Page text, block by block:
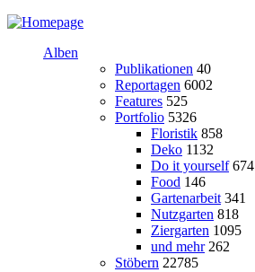
Alben
Publikationen 40
Reportagen 6002
Features 525
Portfolio 5326
Floristik 858
Deko 1132
Do it yourself 674
Food 146
Gartenarbeit 341
Nutzgarten 818
Ziergarten 1095
und mehr 262
Stöbern 22785